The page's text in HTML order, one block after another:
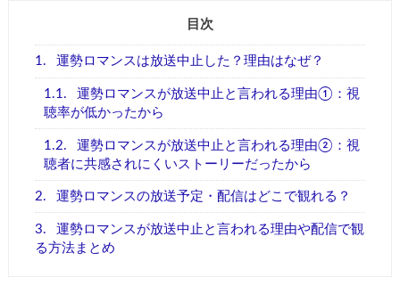
目次
1. 運勢ロマンスは放送中止した？理由はなぜ？
1.1.
運勢ロマンスが放送中止と言われる理由①：視
聴率が低かったから
1.2.
運勢ロマンスが放送中止と言われる理由②：視
聴者に共感されにくいストーリーだったから
2. 運勢ロマンスの放送予定・配信はどこで観れる？
3.
運勢ロマンスが放送中止と言われる理由や配信で観
る方法まとめ